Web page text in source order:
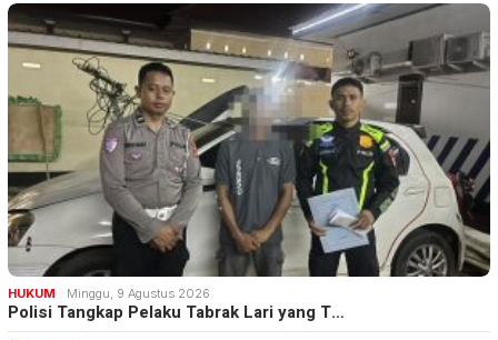
HUKUM Minggu, 9 Agustus 2026
Polisi Tangkap Pelaku Tabrak Lari yang T…